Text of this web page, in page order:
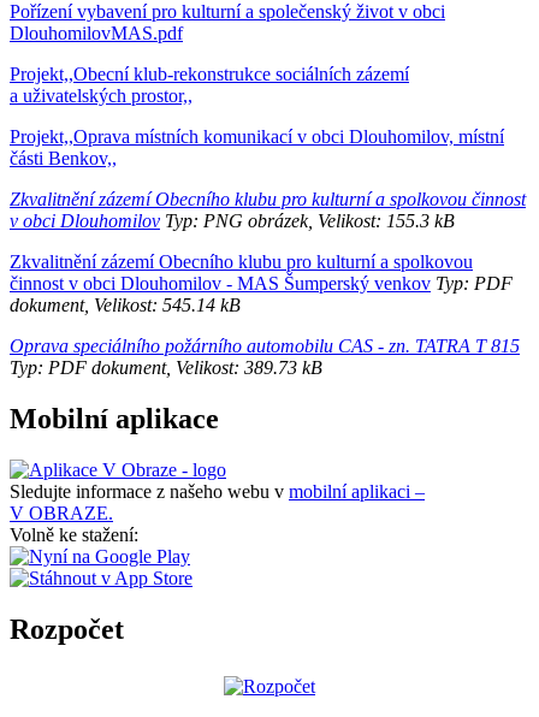
Pořízení vybavení pro kulturní a společenský život v obci
DlouhomilovMAS.pdf
Projekt,,Obecní klub-rekonstrukce sociálních zázemí
a uživatelských prostor,,
Projekt,,Oprava místních komunikací v obci Dlouhomilov, místní
části Benkov,,
Zkvalitnění zázemí Obecního klubu pro kulturní a spolkovou činnost
v obci Dlouhomilov Typ: PNG obrázek, Velikost: 155.3 kB
Zkvalitnění zázemí Obecního klubu pro kulturní a spolkovou
činnost v obci Dlouhomilov - MAS Šumperský venkov Typ: PDF
dokument, Velikost: 545.14 kB
Oprava speciálního požárního automobilu CAS - zn. TATRA T 815
Typ: PDF dokument, Velikost: 389.73 kB
Mobilní aplikace
Sledujte informace z našeho webu v mobilní aplikaci –
V OBRAZE.
Volně ke stažení:
Rozpočet